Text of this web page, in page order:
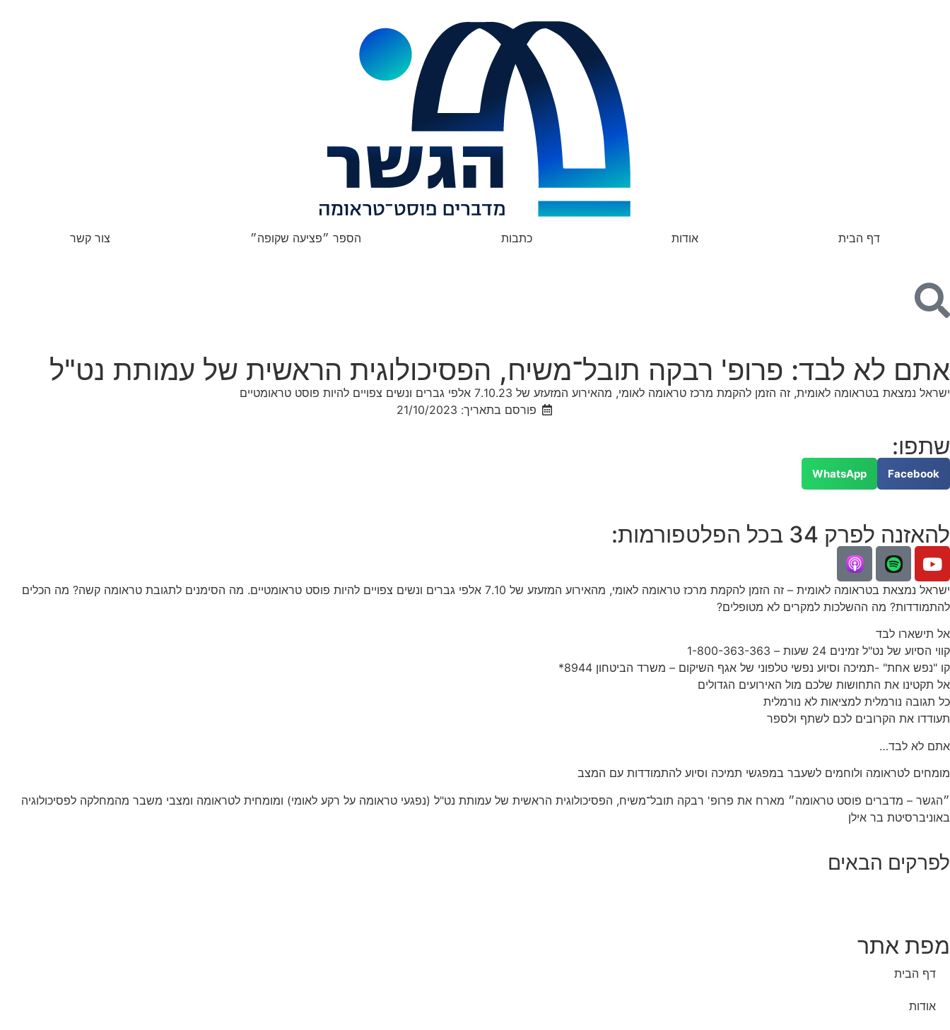
דף הבית אודות כתבות הספר ״פציעה שקופה״ צור קשר
אתם לא לבד: פרופ' רבקה תובל־משיח, הפסיכולוגית הראשית של עמותת נט"ל
ישראל נמצאת בטראומה לאומית, זה הזמן להקמת מרכז טראומה לאומי, מהאירוע המזעזע של 7.10.23 אלפי גברים ונשים צפויים להיות פוסט טראומטיים
פורסם בתאריך: 21/10/2023
שתפו:
Facebook
WhatsApp
להאזנה לפרק 34 בכל הפלטפורמות:
ישראל נמצאת בטראומה לאומית – זה הזמן להקמת מרכז טראומה לאומי, מהאירוע המזעזע של 7.10 אלפי גברים ונשים צפויים להיות פוסט טראומטיים. מה הסימנים לתגובת טראומה קשה? מה הכלים
להתמודדות? מה ההשלכות למקרים לא מטופלים?
אל תישארו לבד
קווי הסיוע של נט"ל זמינים 24 שעות – 1-800-363-363
קו "נפש אחת" -תמיכה וסיוע נפשי טלפוני של אגף השיקום – משרד הביטחון 8944*
אל תקטינו את התחושות שלכם מול האירועים הגדולים
כל תגובה נורמלית למציאות לא נורמלית
תעודדו את הקרובים לכם לשתף ולספר
אתם לא לבד…
מומחים לטראומה ולוחמים לשעבר במפגשי תמיכה וסיוע להתמודדות עם המצב
״הגשר – מדברים פוסט טראומה״ מארח את פרופ' רבקה תובל־משיח, הפסיכולוגית הראשית של עמותת נט"ל (נפגעי טראומה על רקע לאומי) ומומחית לטראומה ומצבי משבר מהמחלקה לפסיכולוגיה
באוניברסיטת בר אילן
לפרקים הבאים
מפת אתר
דף הבית
אודות